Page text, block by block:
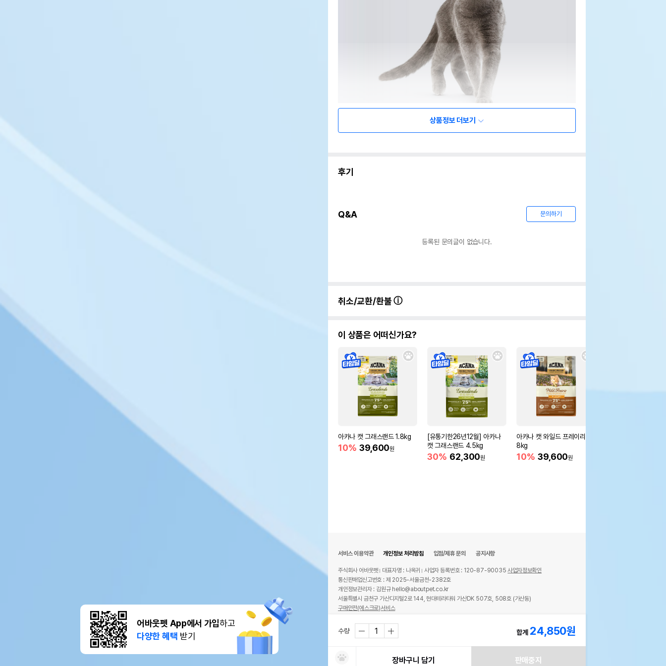
어바웃펫 App에서 가입하고
다양한 혜택 받기
상품정보 더보기
후기
Q&A 문의하기
등록된 문의글이 없습니다.
취소/교환/환불
이 상품은 어떠신가요?
아카나 캣 그래스랜드 1.8kg
10% 39,600원
[유통기한26년12월] 아카나
캣 그래스랜드 4.5kg
30% 62,300원
아카나 캣 와일드 프레이리 1.
8kg
10% 39,600원
수량 합계 24,850원
장바구니 담기 판매중지
서비스 이용약관 개인정보 처리방침 입점/제휴 문의 공지사항
주식회사 어바웃펫 대표자명 : 나옥귀 사업자 등록번호 : 120-87-90035사업자정보확인
통신판매업신고번호 : 제 2025-서울금천-2382호
개인정보관리자 : 김원규 hello@aboutpet.co.kr
서울특별시 금천구 가산디지털2로 144, 현대테라타워 가산DK 507호, 508호 (가산동)
구매안전(에스크로)서비스